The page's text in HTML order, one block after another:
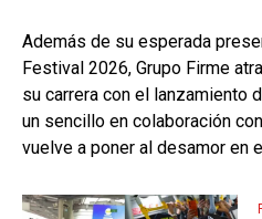
Además de su esperada
Festival 2026, Grupo Firme
su carrera con el lanzamiento
un sencillo en colaboración
vuelve a poner al desamor en